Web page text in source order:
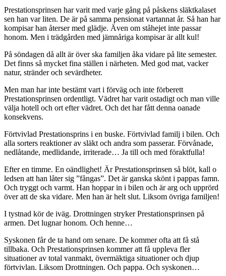
Prestationsprinsen har varit med varje gång på påskens släktkalaset
sen han var liten. De är på samma pensionat vartannat år. Så han har
kompisar han återser med glädje. Även om ståhejet inte passar
honom. Men i trädgården med jämnåriga kompisar är allt kul!
På söndagen då allt är över ska familjen åka vidare på lite semester.
Det finns så mycket fina ställen i närheten. Med god mat, vacker
natur, stränder och sevärdheter.
Men man har inte bestämt vart i förväg och inte förberett
Prestationsprinsen ordentligt. Vädret har varit ostadigt och man ville
välja hotell och ort efter vädret. Och det har fått denna oanade
konsekvens.
Förtvivlad Prestationsprins i en buske. Förtvivlad familj i bilen. Och
alla sorters reaktioner av släkt och andra som passerar. Förvånade,
nedlåtande, medlidande, irriterade… Ja till och med föraktfulla!
Efter en timme. En oändlighet! Är Prestationsprinsen så blöt, kall o
ledsen att han låter sig ”fångas”. Det är ganska skönt i pappas famn.
Och tryggt och varmt. Han hoppar in i bilen och är arg och upprörd
över att de ska vidare. Men han är helt slut. Liksom övriga familjen!
I tystnad kör de iväg. Drottningen stryker Prestationsprinsen på
armen. Det lugnar honom. Och henne…
Syskonen får de ta hand om senare. De kommer ofta att få stå
tillbaka. Och Prestationsprinsen kommer att få uppleva fler
situationer av total vanmakt, övermäktiga situationer och djup
förtvivlan. Liksom Drottningen. Och pappa. Och syskonen…